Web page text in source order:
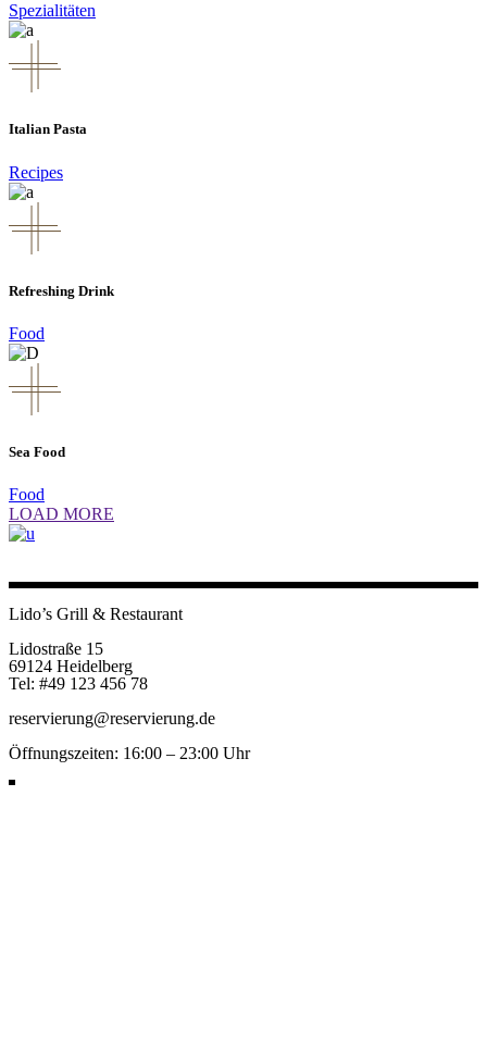
Spezialitäten
Italian Pasta
Recipes
Refreshing Drink
Food
Sea Food
Food
LOAD MORE
Lido’s Grill & Restaurant
Lidostraße 15
69124 Heidelberg
Tel: #49 123 456 78
reservierung@reservierung.de
Öffnungszeiten: 16:00 – 23:00 Uhr